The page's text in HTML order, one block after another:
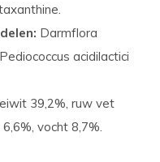
Darmflora
acidilactici
39,2%, ruw vet
vocht 8,7%.